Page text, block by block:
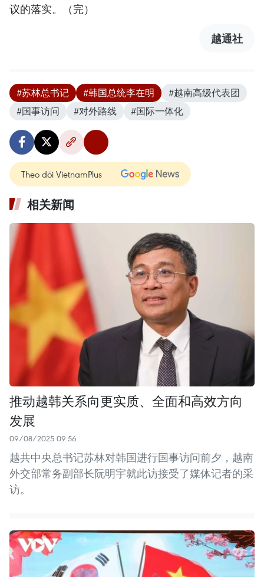
议的落实。（完）
越通社
#苏林总书记 #韩国总统李在明
#越南高级代表团
#国事访问
#对外路线 #国际一体化
Theo dõi VietnamPlus
相关新闻
推动越韩关系向更实质、全面和高效方向
发展
09/08/2025 09:56
越共中央总书记苏林对韩国进行国事访问前夕，越南
外交部常务副部长阮明宇就此访接受了媒体记者的采
访。